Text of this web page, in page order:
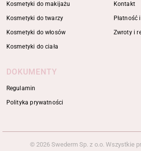
Kosmetyki do makijażu
Kosmetyki do twarzy
Kosmetyki do włosów
Kosmetyki do ciała
Kontakt
Płatność
Zwroty i
DOKUMENTY
Regulamin
Polityka prywatności
© 2026 Swederm Sp. z o.o. Wszystkie